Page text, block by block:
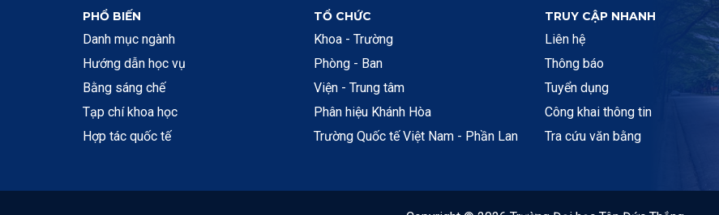
PHỔ BIẾN
Danh mục ngành
Hướng dẫn học vụ
Bằng sáng chế
Tạp chí khoa học
Hợp tác quốc tế
TỔ CHỨC
Khoa - Trường
Phòng - Ban
Viện - Trung tâm
Phân hiệu Khánh Hòa
Trường Quốc tế Việt Nam - Phần Lan
TRUY CẬP NHANH
Liên hệ
Thông báo
Tuyển dụng
Công khai thông tin
Tra cứu văn bằng